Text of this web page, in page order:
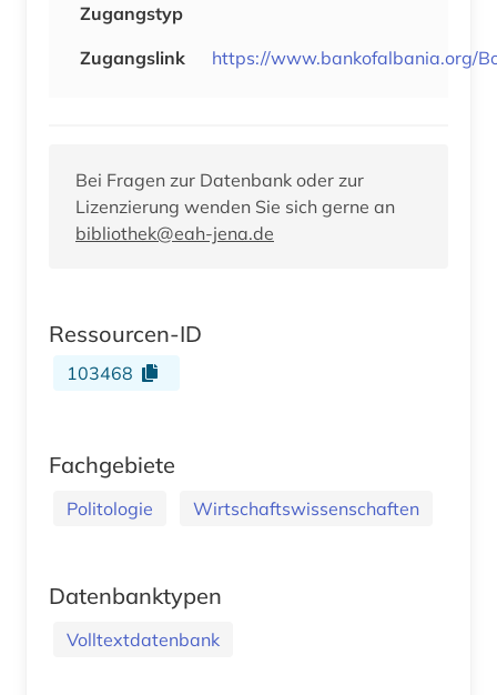
Zugangstyp
Zugangslink
https://www.bankofalbania.org/
Bei Fragen zur Datenbank oder zur
Lizenzierung wenden Sie sich gerne an
bibliothek@eah-jena.de
Ressourcen-ID
103468
Fachgebiete
Politologie Wirtschaftswissenschaften
Datenbanktypen
Volltextdatenbank